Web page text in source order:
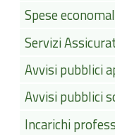
Spese
Servizi
Avvisi pubblici
Avvisi pubblici
Incarichi